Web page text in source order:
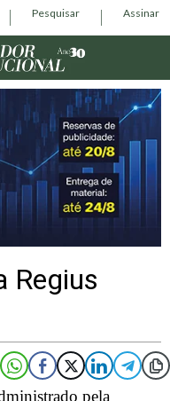
Pesquisar Assinar
Regius
pela